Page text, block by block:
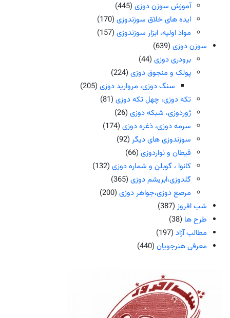
آموزش سوزن دوزی (445)
ایده های خلاق سوزندوزی (170)
مواد اولیه، ابزار سوزندوزی (157)
سوزن دوزی (639)
برودری دوزی (44)
پولک و منجوق دوزی (224)
سنگ دوزی، مروارید دوزی(205)
تکه دوزی، چهل تکه دوزی (81)
ژوردوزی، شبکه دوزی (26)
سرمه دوزی، ذغره دوزی (174)
سوزندوزی های دیگر (92)
قیطان و نواردوزی (66)
کانوا ، گوبلن و شماره دوزی (132)
گلدوزی،ابریشم دوزی (365)
مرصع دوزی،جواهر دوزی (200)
شب افروز (387)
طرح ها (38)
مطالب آزاد (197)
معرفی هنرجویان (440)